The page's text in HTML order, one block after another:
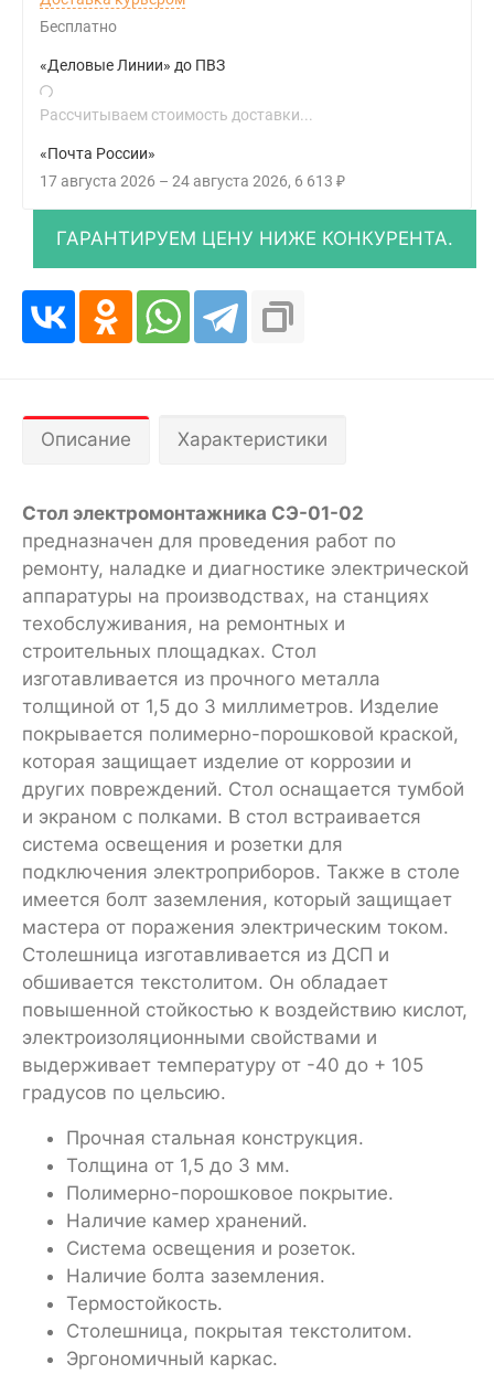
Бесплатно
«Деловые Линии» до ПВЗ
Рассчитываем стоимость доставки...
«Почта России»
17 августа 2026 – 24 августа 2026 6 613 ₽
Описание Характеристики
Стол электромонтажника СЭ-01-02
предназначен для проведения работ по
ремонту, наладке и диагностике электрической
аппаратуры на производствах, на станциях
техобслуживания, на ремонтных и
строительных площадках. Стол
изготавливается из прочного металла
толщиной от 1,5 до 3 миллиметров. Изделие
покрывается полимерно-порошковой краской,
которая защищает изделие от коррозии и
других повреждений. Стол оснащается тумбой
и экраном с полками. В стол встраивается
система освещения и розетки для
подключения электроприборов. Также в столе
имеется болт заземления, который защищает
мастера от поражения электрическим током.
Столешница изготавливается из ДСП и
обшивается текстолитом. Он обладает
повышенной стойкостью к воздействию кислот,
электроизоляционными свойствами и
выдерживает температуру от -40 до + 105
градусов по цельсию.
Прочная стальная конструкция.
Толщина от 1,5 до 3 мм.
Полимерно-порошковое покрытие.
Наличие камер хранений.
Система освещения и розеток.
Наличие болта заземления.
Термостойкость.
Столешница, покрытая текстолитом.
Эргономичный каркас.